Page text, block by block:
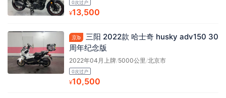
0次过户
¥13,500
京b
三阳 2022款 哈士奇 husky adv150 30
周年纪念版
2022年04月上牌/5000公里 /北京市
0次过户
¥10,500